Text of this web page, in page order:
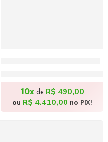
10xde R$ 490,00
ou R$ 4.410,00 no PIX!